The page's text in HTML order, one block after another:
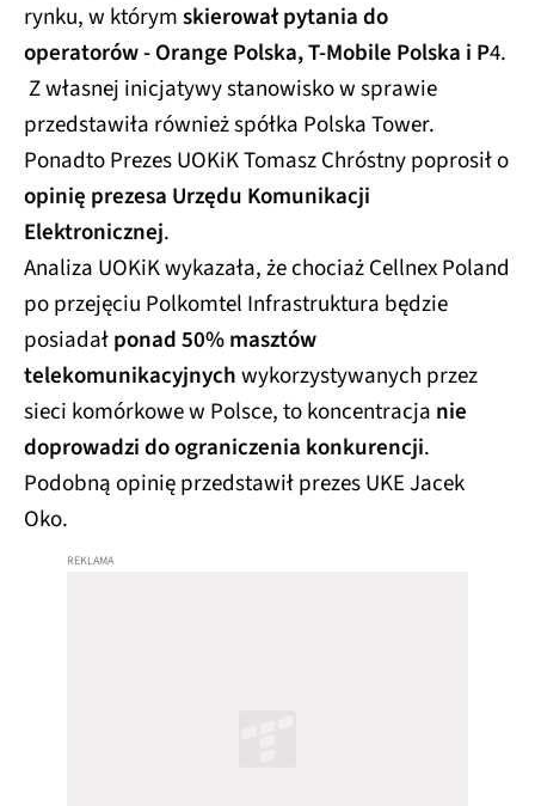
rynku, w którymskierował pytania do
operatorów - Orange Polska, T-Mobile Polska i P4.
Z własnej inicjatywy stanowisko w sprawie
przedstawiła również spółka Polska Tower.
Ponadto Prezes UOKiK Tomasz Chróstny poprosił o
opinię prezesa Urzędu Komunikacji
Elektronicznej.
Analiza UOKiK wykazała, że chociaż Cellnex Poland
po przejęciu Polkomtel Infrastruktura będzie
posiadałponad 50% masztów
telekomunikacyjnychwykorzystywanych przez
sieci komórkowe w Polsce, to koncentracja nie
doprowadzi do ograniczenia konkurencji.
Podobną opinię przedstawił prezes UKE Jacek
Oko.